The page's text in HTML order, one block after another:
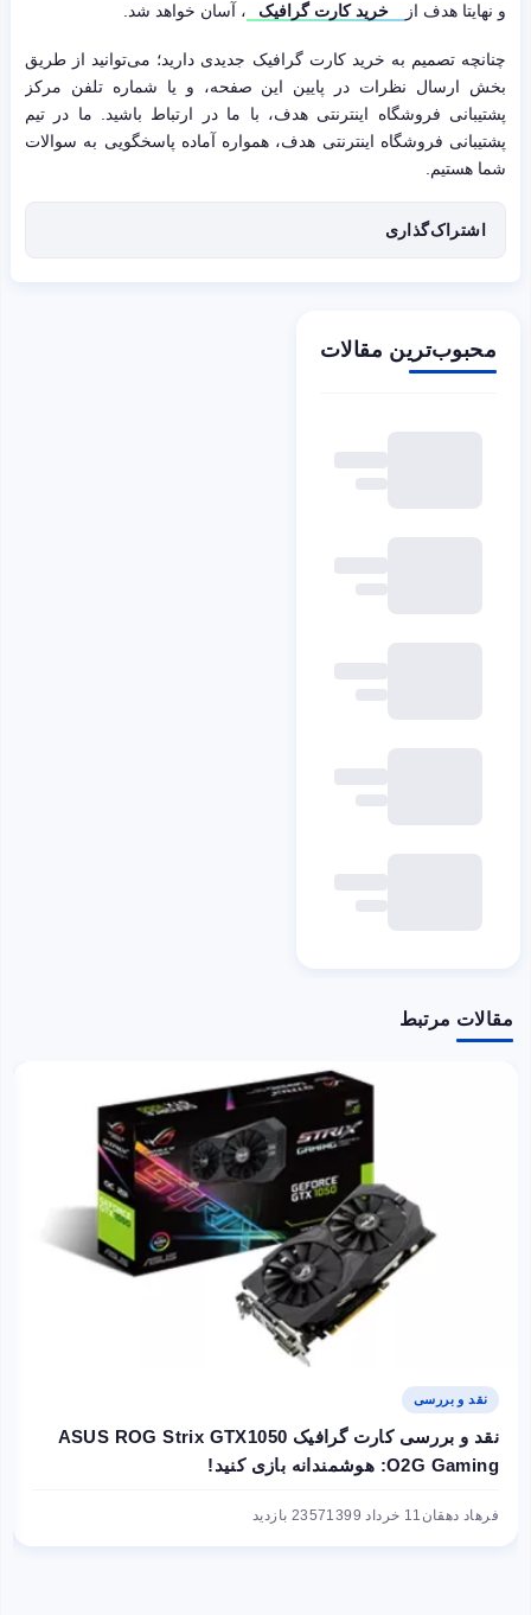
و نهایتا هدف از خرید کارت گرافیک ، آسان خواهد شد.
چنانچه تصمیم به خرید کارت گرافیک جدیدی دارید؛ می‌توانید از طریق
بخش ارسال نظرات در پایین این صفحه، و یا شماره تلفن مرکز
پشتیبانی فروشگاه اینترنتی هدف، با ما در ارتباط باشید. ما در تیم
پشتیبانی فروشگاه اینترنتی هدف، همواره آماده پاسخگویی به سوالات
شما هستیم.
اشتراک‌گذاری
محبوب‌ترین مقالات
مقالات مرتبط
نقد و بررسی
نقد و بررسی کارت گرافیک ASUS ROG Strix GTX1050
O2G Gaming: هوشمندانه بازی کنید!
فرهاد دهقان 11 خرداد 1399 2357 بازدید